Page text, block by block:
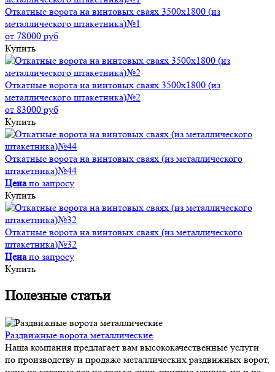
Откатные ворота на винтовых сваях 3500x1800 (из
металлического штакетника)№1
от 78000 руб
Купить
Откатные ворота на винтовых сваях 3500x1800 (из
металлического штакетника)№2
от 83000 руб
Купить
Откатные ворота на винтовых сваях (из металлического
штакетника)№44
Ценапо запросу
Купить
Откатные ворота на винтовых сваях (из металлического
штакетника)№32
Ценапо запросу
Купить
Полезные статьи
Раздвижные ворота металлические
Наша компания предлагает вам высококачественные услуги
по производству и продаже металлических раздвижных ворот,